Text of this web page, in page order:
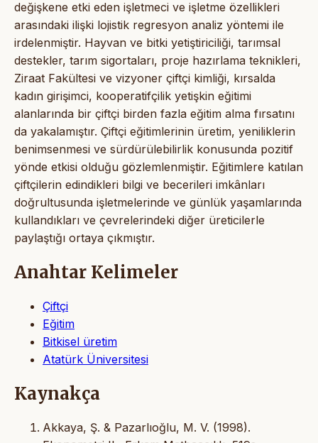
değişkene etki eden işletmeci ve işletme özellikleri
arasındaki ilişki lojistik regresyon analiz yöntemi ile
irdelenmiştir. Hayvan ve bitki yetiştiriciliği, tarımsal
destekler, tarım sigortaları, proje hazırlama teknikleri,
Ziraat Fakültesi ve vizyoner çiftçi kimliği, kırsalda
kadın girişimci, kooperatifçilik yetişkin eğitimi
alanlarında bir çiftçi birden fazla eğitim alma fırsatını
da yakalamıştır. Çiftçi eğitimlerinin üretim, yeniliklerin
benimsenmesi ve sürdürülebilirlik konusunda pozitif
yönde etkisi olduğu gözlemlenmiştir. Eğitimlere katılan
çiftçilerin edindikleri bilgi ve becerileri imkânları
doğrultusunda işletmelerinde ve günlük yaşamlarında
kullandıkları ve çevrelerindeki diğer üreticilerle
paylaştığı ortaya çıkmıştır.
Anahtar Kelimeler
Çiftçi
Eğitim
Bitkisel üretim
Atatürk Üniversitesi
Kaynakça
Akkaya, Ş. & Pazarlıoğlu, M. V. (1998).